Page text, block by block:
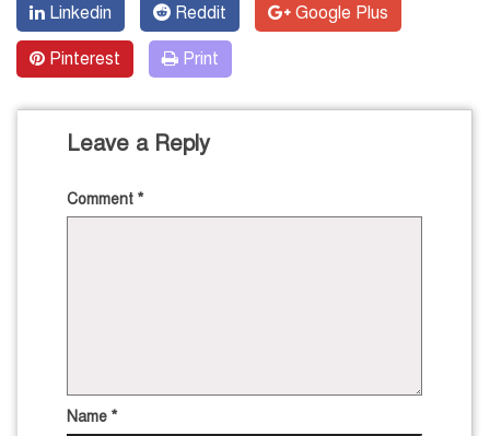
Linkedin Reddit Google Plus
Pinterest Print
Leave a Reply
Comment *
Name *